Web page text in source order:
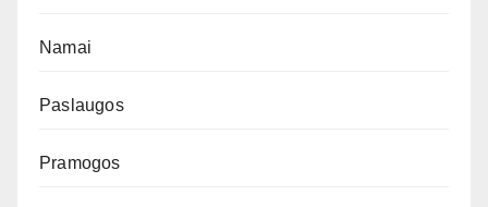
Namai
Paslaugos
Pramogos